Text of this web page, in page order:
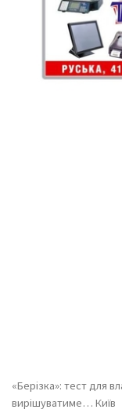
«Берізка»: тест для
вирішуватиме… Київ